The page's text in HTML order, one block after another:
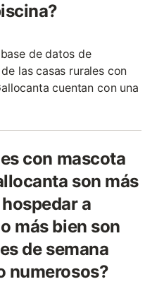
de datos de
las casas rurales con
cuentan con una
con mascota
son más
a
más bien son
de semana
numerosos?